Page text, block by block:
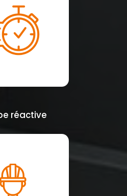
réactive